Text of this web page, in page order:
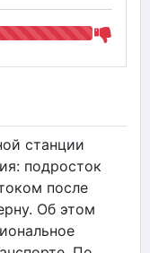
станции
подросток
после
Об этом